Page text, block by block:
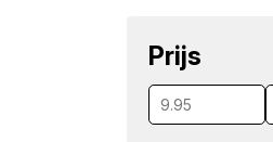
Prijs